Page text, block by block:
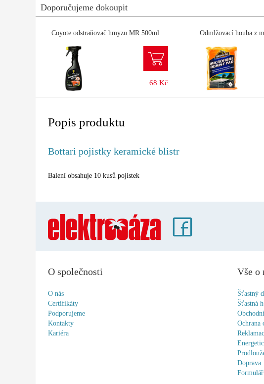
Doporučujeme dokoupit
Coyote odstraňovač hmyzu MR 500ml
68 Kč
Odmlžovací houba z
Popis produktu
Bottari pojistky keramické blistr
Balení obsahuje 10 kusů pojistek
O společnosti
O nás
Certifikáty
Podporujeme
Kontakty
Kariéra
Vše o
Šťastný
Šťastná
Ochrana
Doprava